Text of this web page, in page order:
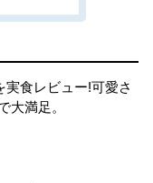
食レビュー!可愛さ
大満足。